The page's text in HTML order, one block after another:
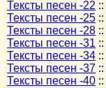
Тексты песен -22 ::
Тексты песен -25 ::
Тексты песен -28 ::
Тексты песен -31 ::
Тексты песен -34 ::
Тексты песен -37 ::
Тексты песен -40 ::